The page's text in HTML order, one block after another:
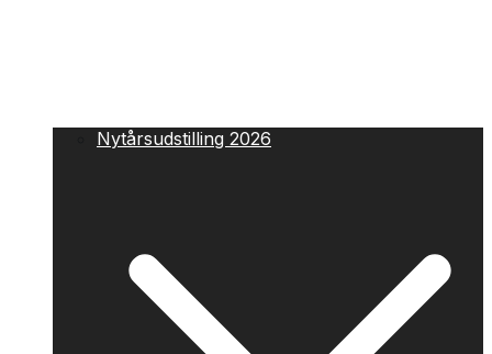
Nytårsudstilling 2026